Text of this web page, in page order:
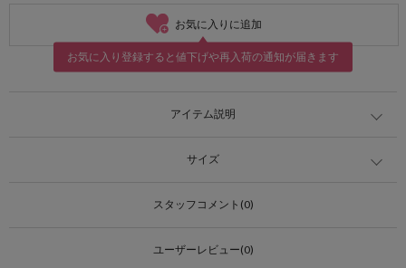
お気に入りに追加
お気に入り登録すると値下げや再入荷の通知が届きます
アイテム説明
サイズ
スタッフコメント(0)
ユーザーレビュー(0)